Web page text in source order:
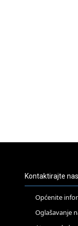
Kontaktirajte nas
Općenite
Oglašavanje